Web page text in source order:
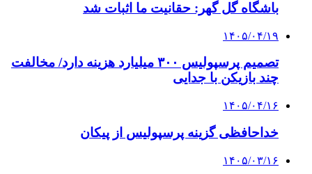
باشگاه گل گهر: حقانیت ما اثبات شد
۱۴۰۵/۰۴/۱۹
تصمیم پرسپولیس ۳۰۰ میلیارد هزینه دارد/ مخالفت
چند بازیکن با جدایی
۱۴۰۵/۰۴/۱۶
خداحافظی گزینه پرسپولیس از پیکان
۱۴۰۵/۰۳/۱۶